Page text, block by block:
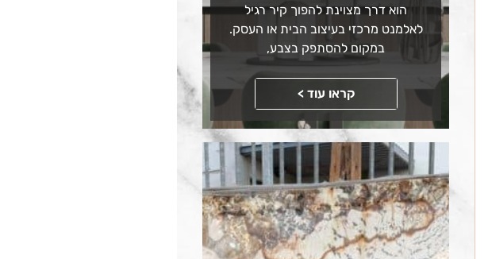
הוא דרך מצוינת להפוך קיר רגיל
לאלמנט מרכזי בעיצוב הבית או העסק.
במקום להסתפק בצבע,
קראו עוד >